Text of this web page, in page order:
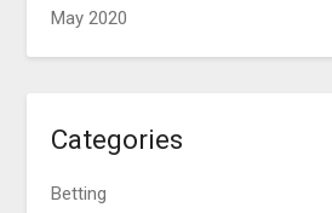
May 2020
Categories
Betting